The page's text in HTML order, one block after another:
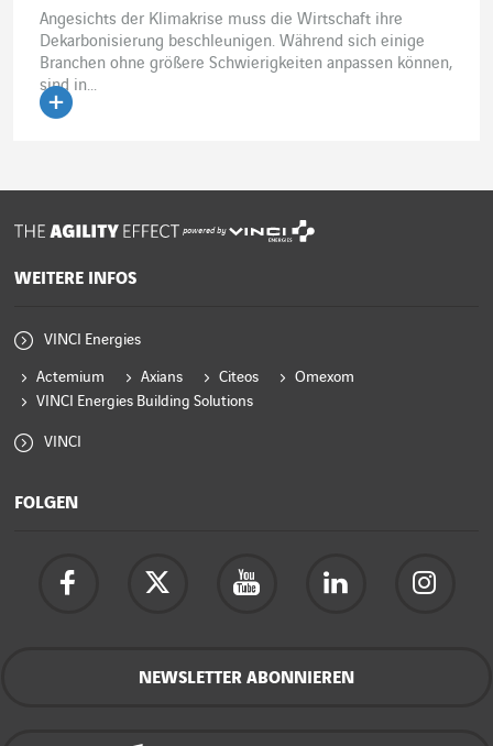
Angesichts der Klimakrise muss die Wirtschaft ihre
Dekarbonisierung beschleunigen. Während sich einige
Branchen ohne größere Schwierigkeiten anpassen können,
sind in...
powered by
WEITERE INFOS
VINCI Energies
Actemium Axians Citeos
Omexom
VINCI Energies Building Solutions
VINCI
FOLGEN
NEWSLETTER ABONNIEREN